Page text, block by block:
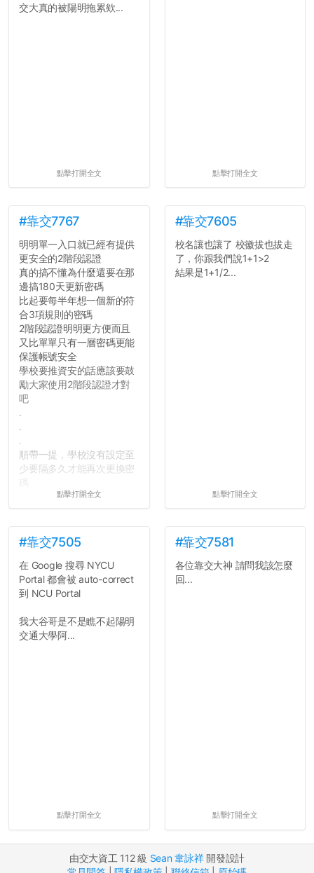
交大真的被陽明拖累欸...
點擊打開全文 點擊打開全文
#靠交7767
明明單一入口就已經有提供
更安全的2階段認證
真的搞不懂為什麼還要在那
邊搞180天更新密碼
比起要每半年想一個新的符
合3項規則的密碼
2階段認證明明更方便而且
又比單單只有一層密碼更能
保護帳號安全
學校要推資安的話應該要鼓
勵大家使用2階段認證才對
吧
.
.
.
順帶一提，學校沒有設定至
少要隔多久才能再次更換密
所以只要重新設定4次密碼
真是安全呢...
點擊打開全文
#靠交7605
校名讓也讓了 校徽拔也拔走
了，你跟我們說1+1>2
結果是1+1/2...
點擊打開全文
#靠交7505
在 Google 搜尋 NYCU
Portal 都會被 auto-correct
到 NCU Portal
我大谷哥是不是瞧不起陽明
交通大學阿...
點擊打開全文
#靠交7581
各位靠交大神 請問我該怎麼
回...
點擊打開全文
由交大資工 112 級 Sean 韋詠祥開發設計